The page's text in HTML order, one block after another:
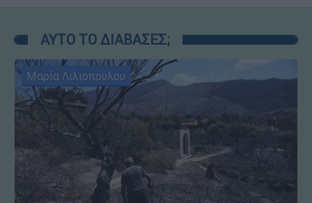
ΑΥΤΟ ΤΟ ΔΙΑΒΑΣΕΣ;
Μαρία Λιλιοπούλου